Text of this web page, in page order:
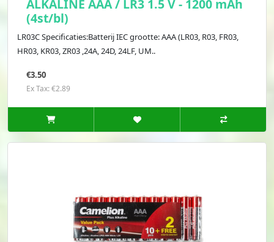
ALKALINE AAA / LR3 1.5 V - 1200 mAh
(4st/bl)
LR03C Specificaties:Batterij IEC grootte: AAA (LR03, R03, FR03,
HR03, KR03, ZR03 ,24A, 24D, 24LF, UM..
€3.50
Ex Tax: €2.89